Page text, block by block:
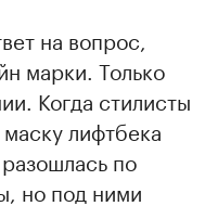
на вопрос,
марки. Только
Когда стилисты
лифтбека
по
но под ними